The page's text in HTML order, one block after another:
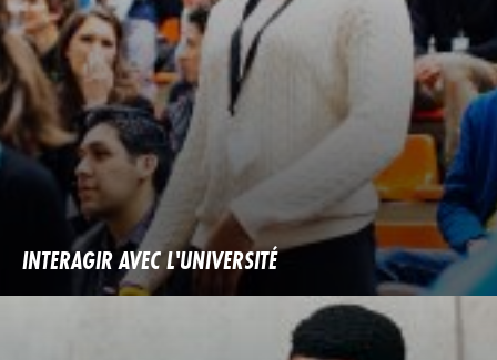
INTERAGIR AVEC L'UNIVERSITÉ